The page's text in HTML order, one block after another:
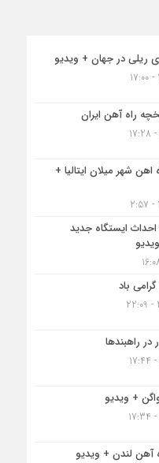
ریلی در جهان + ویدیو
راه آهن ایران
شهر میلان ایتالیا +
ایستگاه جدید
باد
راهبندها
+ ویدیو
آهن لندن + ویدیو